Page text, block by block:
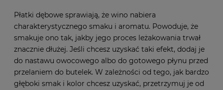
Płatki dębowe sprawiają, że wino nabiera
charakterystycznego smaku i aromatu. Powoduje, że
smakuje ono tak, jakby jego proces leżakowania trwał
znacznie dłużej. Jeśli chcesz uzyskać taki efekt, dodaj je
do nastawu owocowego albo do gotowego płynu przed
przelaniem do butelek. W zależności od tego, jak bardzo
głęboki smak i kolor chcesz uzyskać, przetrzymuj je od